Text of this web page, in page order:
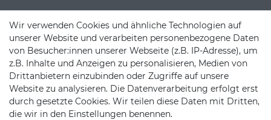
Wir verwenden Cookies und ähnliche Technologien auf
unserer Website und verarbeiten personenbezogene Daten
von Besucher:innen unserer Webseite (z.B. IP-Adresse), um
z.B. Inhalte und Anzeigen zu personalisieren, Medien von
Drittanbietern einzubinden oder Zugriffe auf unsere
Website zu analysieren. Die Datenverarbeitung erfolgt erst
durch gesetzte Cookies. Wir teilen diese Daten mit Dritten,
die wir in den Einstellungen benennen.